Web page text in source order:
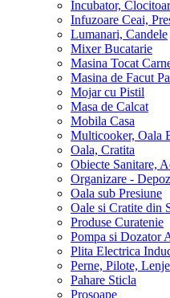
Incubator,
Infuzoare Ceai,
Lumanari, Candele
Mixer Bucatarie
Masina Tocat
Masina de Facut
Mojar cu Pistil
Masa de Calcat
Mobila Casa
Multicooker, Oala
Oala, Cratita
Obiecte Sanitare,
Organizare -
Oala sub Presiune
Oale si Cratite din
Produse Curatenie
Pompa si Dozator
Plita Electrica
Perne, Pilote,
Pahare Sticla
Prosoape